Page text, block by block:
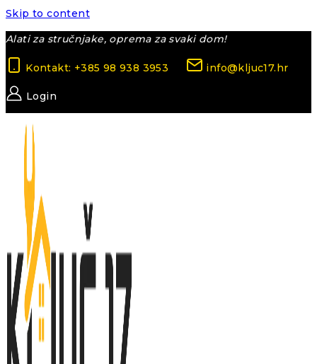
Skip to content
Alati za stručnjake, oprema za svaki dom!
Kontakt: +385 98 938 3953 info@kljuc17.hr
Login